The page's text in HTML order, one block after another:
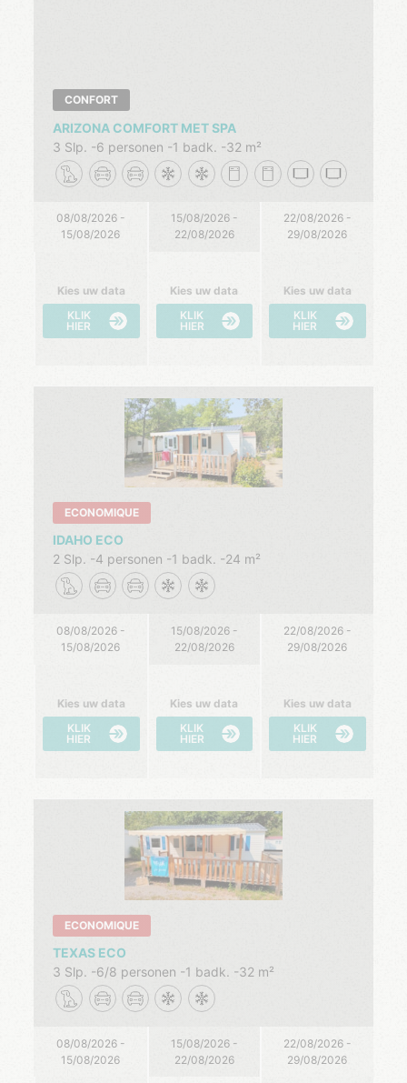
CONFORT
ARIZONA COMFORT MET SPA
3 Slp.
6 personen 1 badk. 32 m²
08/08/2026 -
15/08/2026
15/08/2026 -
22/08/2026
22/08/2026 -
29/08/2026
Kies uw data
KLIK
HIER
Kies uw data
KLIK
HIER
Kies uw data
KLIK
HIER
ECONOMIQUE
IDAHO ECO
2 Slp.
4 personen 1 badk. 24 m²
08/08/2026 -
15/08/2026
15/08/2026 -
22/08/2026
22/08/2026 -
29/08/2026
Kies uw data
KLIK
HIER
Kies uw data
KLIK
HIER
Kies uw data
KLIK
HIER
ECONOMIQUE
TEXAS ECO
3 Slp.
6/8 personen 1 badk. 32 m²
08/08/2026 -
15/08/2026
15/08/2026 -
22/08/2026
22/08/2026 -
29/08/2026